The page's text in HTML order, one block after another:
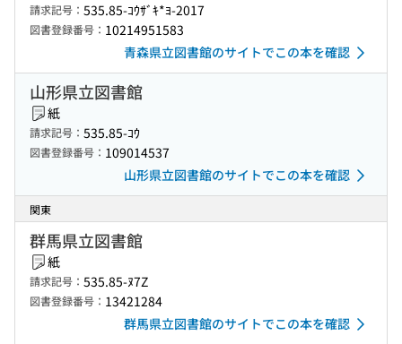
請求記号： 535.85-ｺｳｻﾞｷ*ﾖ-2017
図書登録番号： 10214951583
青森県立図書館のサイトでこの本を確認
山形県立図書館
紙
請求記号： 535.85-ｺｳ
図書登録番号： 109014537
山形県立図書館のサイトでこの本を確認
関東
群馬県立図書館
紙
請求記号： 535.85-ﾇ7Z
図書登録番号： 13421284
群馬県立図書館のサイトでこの本を確認